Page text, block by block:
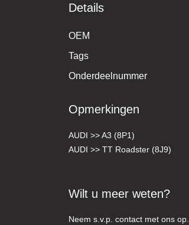
Details
OEM
Tags
Onderdeelnummer
Opmerkingen
AUDI >> A3 (8P1)
AUDI >> TT Roadster (8J9)
Wilt u meer weten?
Neem s.v.p. contact met ons op.